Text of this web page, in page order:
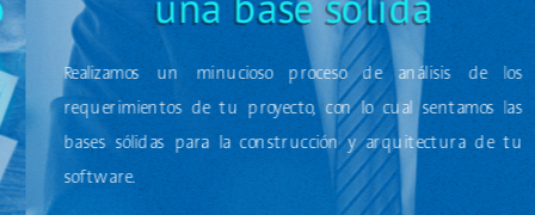
una base solida
Realizamos un minucioso proceso de análisis de los
requerimientos de tu proyecto, con lo cual sentamos las
bases sólidas para la construcción y arquitectura de tu
software.